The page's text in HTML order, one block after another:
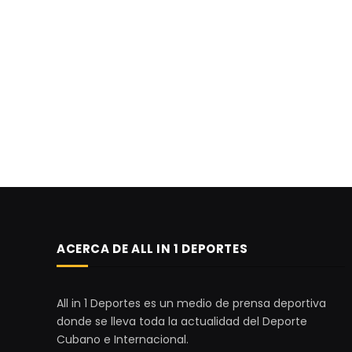
ACERCA DE ALL IN 1 DEPORTES
All in 1 Deportes es un medio de prensa deportiva
donde se lleva toda la actualidad del Deporte
Cubano e Internacional.